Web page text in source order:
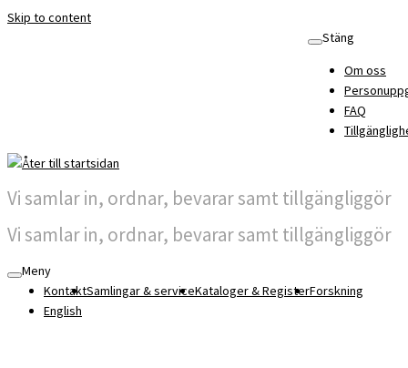
Skip to content
Stäng
Om oss
FAQ
Vi samlar in, ordnar, bevarar samt tillgängliggör
Vi samlar in, ordnar, bevarar samt tillgängliggör
Meny
KontaktSamlingar & serviceKataloger & RegisterForskning
English